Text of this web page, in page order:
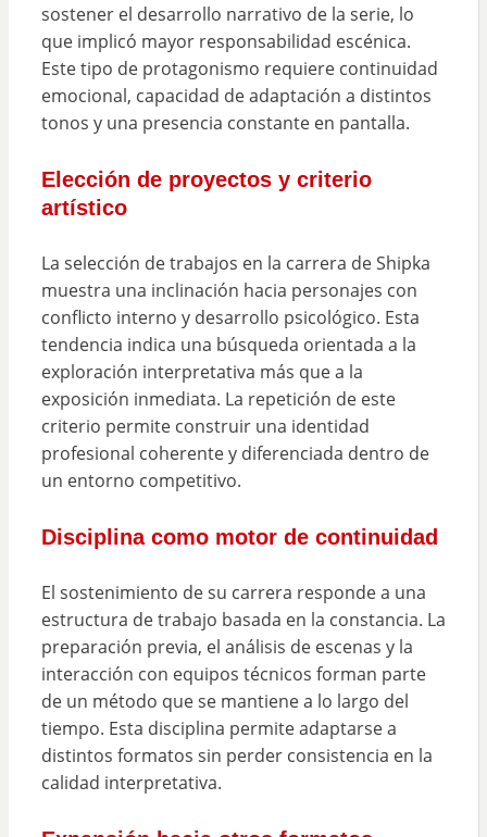
sostener el desarrollo narrativo de la serie, lo
que implicó mayor responsabilidad escénica.
Este tipo de protagonismo requiere continuidad
emocional, capacidad de adaptación a distintos
tonos y una presencia constante en pantalla.
Elección de proyectos y criterio
artístico
La selección de trabajos en la carrera de Shipka
muestra una inclinación hacia personajes con
conflicto interno y desarrollo psicológico. Esta
tendencia indica una búsqueda orientada a la
exploración interpretativa más que a la
exposición inmediata. La repetición de este
criterio permite construir una identidad
profesional coherente y diferenciada dentro de
un entorno competitivo.
Disciplina como motor de continuidad
El sostenimiento de su carrera responde a una
estructura de trabajo basada en la constancia. La
preparación previa, el análisis de escenas y la
interacción con equipos técnicos forman parte
de un método que se mantiene a lo largo del
tiempo. Esta disciplina permite adaptarse a
distintos formatos sin perder consistencia en la
calidad interpretativa.